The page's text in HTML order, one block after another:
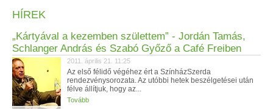
HÍREK
„Kártyával a kezemben születtem” - Jordán Tamás,
Schlanger András és Szabó Győző a Café Freiben
2011. április 21. 11:25
Az első félidő végéhez ért a SzínházSzerda
rendezvénysorozata. Az utóbbi hetek beszélgetései után
félve állítjuk, hogy az...
Tovább